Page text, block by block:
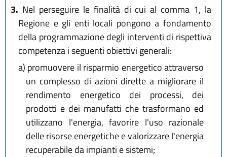
3. Nel perseguire le finalità di cui al comma 1, la
Regione e gli enti locali pongono a fondamento
della programmazione degli interventi di rispettiva
competenza i seguenti obiettivi generali:
a) promuovere il risparmio energetico attraverso
un complesso di azioni dirette a migliorare il
rendimento energetico dei processi, dei
prodotti e dei manufatti che trasformano ed
utilizzano l'energia, favorire l'uso razionale
delle risorse energetiche e valorizzare l'energia
recuperabile da impianti e sistemi;